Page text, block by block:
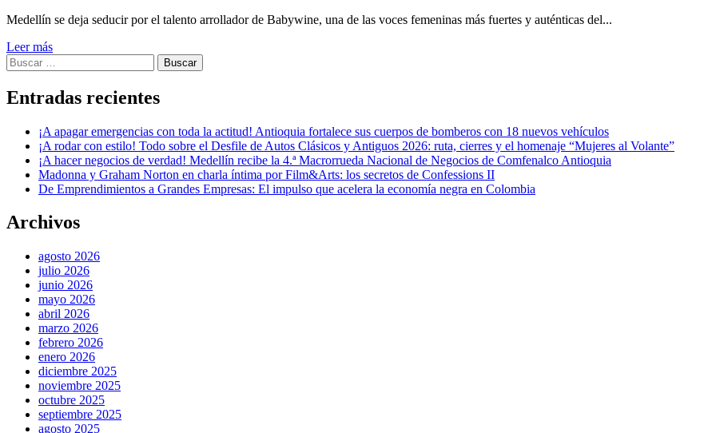
Medellín se deja seducir por el talento arrollador de Babywine, una de las voces femeninas más fuertes y auténticas del...
Leer más
Buscar:
Entradas recientes
¡A apagar emergencias con toda la actitud! Antioquia fortalece sus cuerpos de bomberos con 18 nuevos vehículos
¡A rodar con estilo! Todo sobre el Desfile de Autos Clásicos y Antiguos 2026: ruta, cierres y el homenaje “Mujeres al Volante”
¡A hacer negocios de verdad! Medellín recibe la 4.ª Macrorrueda Nacional de Negocios de Comfenalco Antioquia
Madonna y Graham Norton en charla íntima por Film&Arts: los secretos de Confessions II
De Emprendimientos a Grandes Empresas: El impulso que acelera la economía negra en Colombia
Archivos
agosto 2026
julio 2026
junio 2026
mayo 2026
abril 2026
marzo 2026
febrero 2026
enero 2026
diciembre 2025
noviembre 2025
octubre 2025
septiembre 2025
agosto 2025